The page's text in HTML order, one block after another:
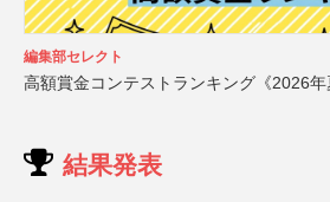
編集部セレクト
高額賞金コンテストランキング《2026年
結果発表